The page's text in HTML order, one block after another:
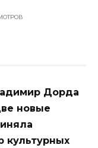
Дорда
новые
культурных